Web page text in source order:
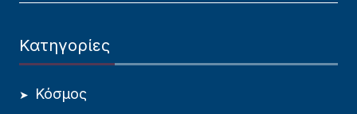
Κατηγορίες
Κόσμος